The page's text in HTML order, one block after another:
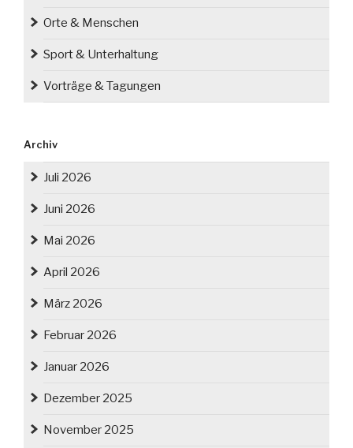
Orte & Menschen
Sport & Unterhaltung
Vorträge & Tagungen
Archiv
Juli 2026
Juni 2026
Mai 2026
April 2026
März 2026
Februar 2026
Januar 2026
Dezember 2025
November 2025